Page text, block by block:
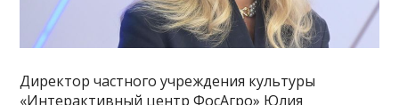
Директор частного учреждения культуры
«Интерактивный центр ФосАгро» Юлия